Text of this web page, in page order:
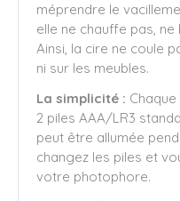
méprendre le
elle ne chauffe pas,
Ainsi, la cire ne coule
ni sur les meubles.
La simplicité :
2 piles AAA/LR3
peut être allumée
changez les piles et
votre photophore.